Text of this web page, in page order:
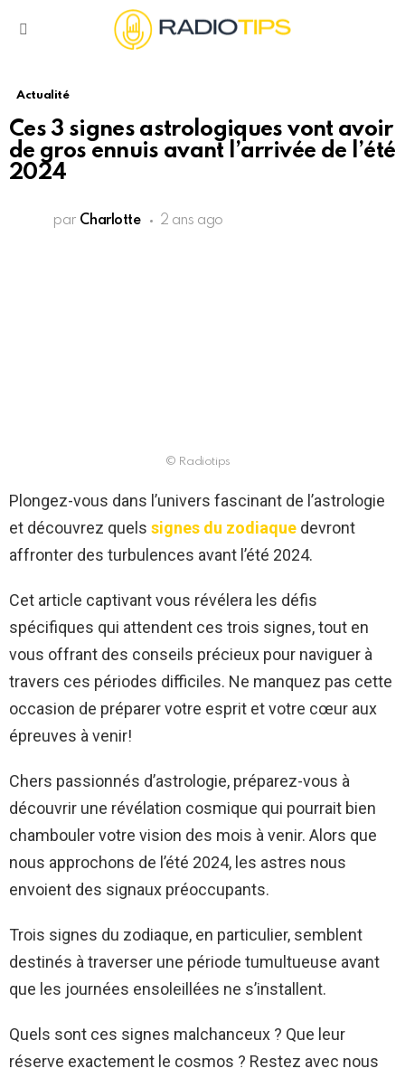
Actualité
Ces 3 signes astrologiques vont avoir
de gros ennuis avant l’arrivée de l’été
2024
par Charlotte 2 ans ago
© Radiotips
Plongez-vous dans l’univers fascinant de l’astrologie
et découvrez quels signes du zodiaque devront
affronter des turbulences avant l’été 2024.
Cet article captivant vous révélera les défis
spécifiques qui attendent ces trois signes, tout en
vous offrant des conseils précieux pour naviguer à
travers ces périodes difficiles. Ne manquez pas cette
occasion de préparer votre esprit et votre cœur aux
épreuves à venir!
Chers passionnés d’astrologie, préparez-vous à
découvrir une révélation cosmique qui pourrait bien
chambouler votre vision des mois à venir. Alors que
nous approchons de l’été 2024, les astres nous
envoient des signaux préoccupants.
Trois signes du zodiaque, en particulier, semblent
destinés à traverser une période tumultueuse avant
que les journées ensoleillées ne s’installent.
Quels sont ces signes malchanceux ? Que leur
réserve exactement le cosmos ? Restez avec nous